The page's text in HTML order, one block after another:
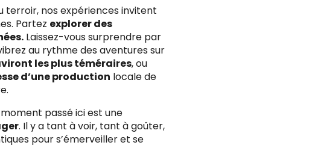
terroir, nos expériences invitent
Partez explorer des
Laissez-vous surprendre par
au rythme des aventures sur
les plus téméraires, ou
d’une production locale de
passé ici est une
. Il y a tant à voir, tant à goûter,
pour s’émerveiller et se